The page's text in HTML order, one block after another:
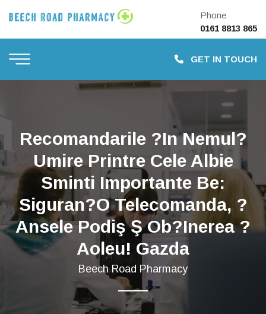
Phone
0161 8813 865
GET IN TOUCH
Recomandarile ?in Nemul?
Umire Printre Cele Albie
Sminti Importante Be:
Siguran?o Telecomanda, ?
Ansele Podiş Ş Ob?inerea ?
Aoleu! Gazda
Beech Road Pharmacy